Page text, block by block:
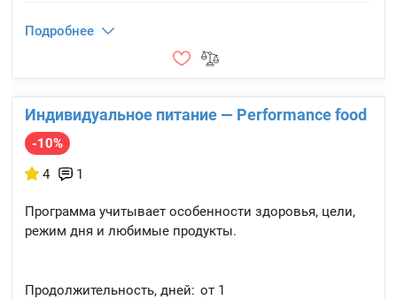
Подробнее
Индивидуальное питание — Performance food
-10%
4
1
Программа учитывает особенности здоровья, цели,
режим дня и любимые продукты.
Продолжительность, дней: от 1